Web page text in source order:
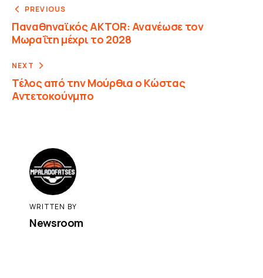
PREVIOUS
Παναθηναϊκός AKTOR: Ανανέωσε τον
Μωραΐτη μέχρι το 2028
NEXT
Τέλος από την Μούρθια ο Κώστας
Αντετοκούνμπο
WRITTEN BY
Newsroom